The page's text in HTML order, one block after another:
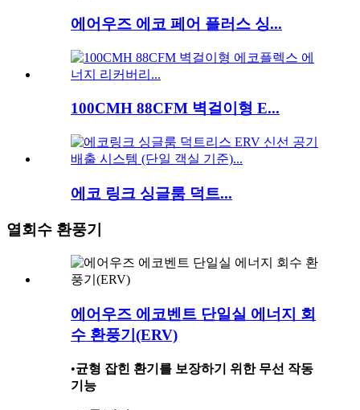
에어우즈 에코 페어 플러스 싱...
100CMH 88CFM 벽걸이형 E...
에코 링크 싱글룸 덕트...
열회수 환풍기
에어우즈 에코벤트 단일실 에너지 회
수 환풍기(ERV)
•균형 잡힌 환기를 보장하기 위한 무선 작동
기능